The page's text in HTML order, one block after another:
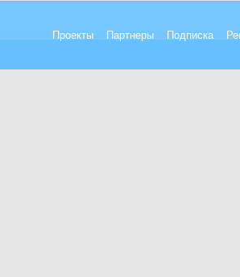
Проекты Партнеры Подписка